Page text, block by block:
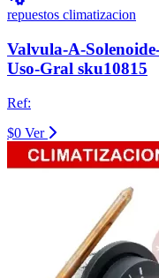
repuestos climatizacion
Valvula-A-
Uso-Gral sku10815
Ref:
$0 Ver